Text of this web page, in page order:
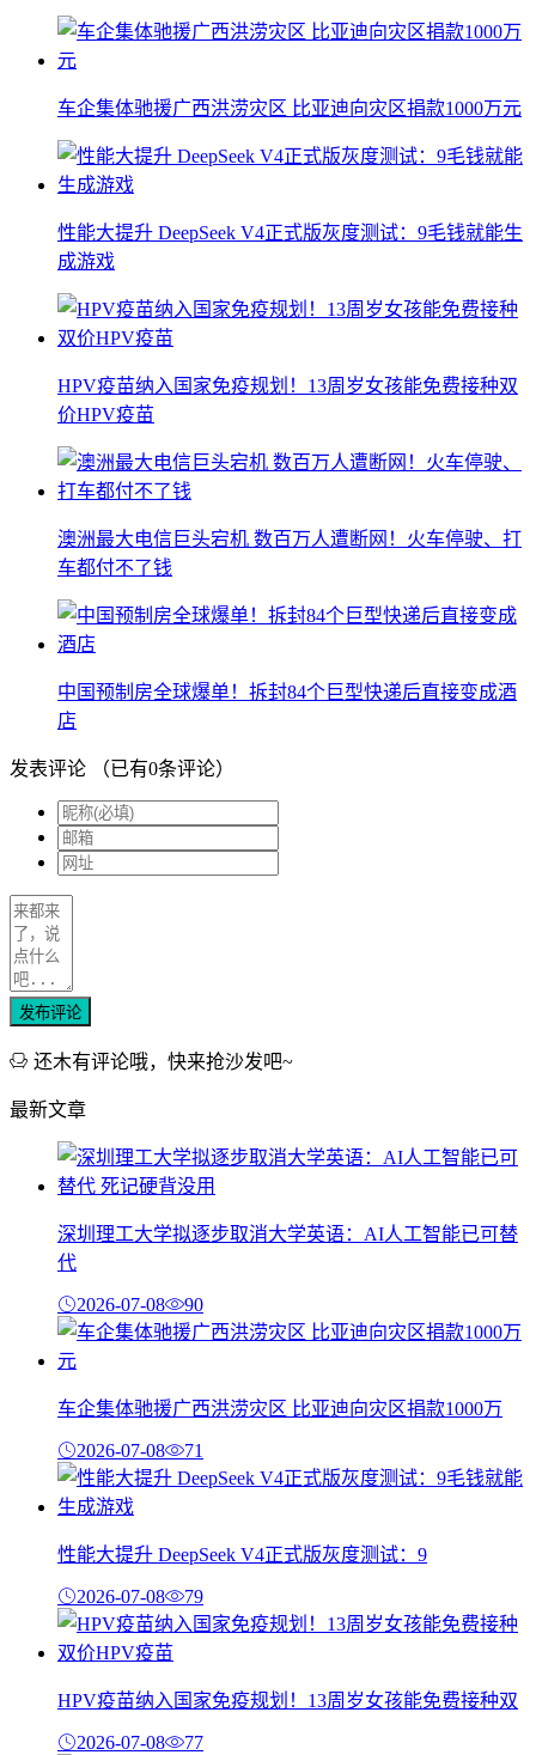
车企集体驰援广西洪涝灾区 比亚迪向灾区捐款1000万元
性能大提升 DeepSeek V4正式版灰度测试：9毛钱就能生
成游戏
HPV疫苗纳入国家免疫规划！13周岁女孩能免费接种双
价HPV疫苗
澳洲最大电信巨头宕机 数百万人遭断网！火车停驶、打
车都付不了钱
中国预制房全球爆单！拆封84个巨型快递后直接变成酒
店
发表评论 （已有0条评论）
发布评论
还木有评论哦，快来抢沙发吧~
最新文章
深圳理工大学拟逐步取消大学英语：AI人工智能已可替
代
2026-07-08 90
车企集体驰援广西洪涝灾区 比亚迪向灾区捐款1000万
2026-07-08 71
性能大提升 DeepSeek V4正式版灰度测试：9
2026-07-08 79
HPV疫苗纳入国家免疫规划！13周岁女孩能免费接种双
2026-07-08 77